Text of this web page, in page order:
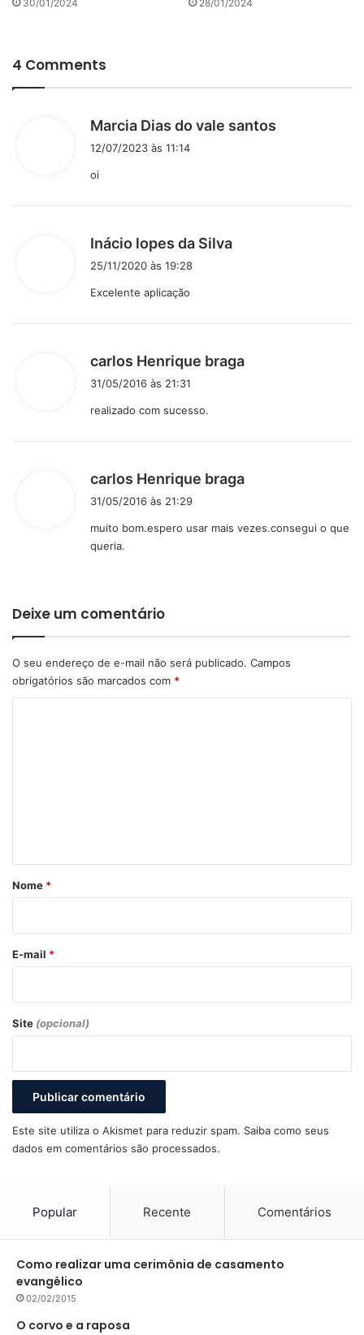
30/01/2024 28/01/2024
4 Comments
Marcia Dias do vale santos
12/07/2023 às 11:14
oi
Inácio lopes da Silva
25/11/2020 às 19:28
Excelente aplicação
carlos Henrique braga
31/05/2016 às 21:31
realizado com sucesso.
carlos Henrique braga
s
31/05/2016 às 21:29
muito bom.espero usar mais vezes.consegui o que
queria.
Deixe um comentário
O seu endereço de e-mail não será publicado. Campos
obrigatórios são marcados com *
r
*
Nome *
E-mail *
Site (opcional)
Este site utiliza o Akismet para reduzir spam. Saiba como seus
dados em comentários são processados.
Popular Recente Comentários
Como realizar uma cerimônia de casamento
evangélico
02/02/2015
O corvo e a raposa